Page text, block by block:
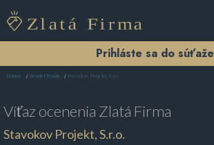
Prihláste sa do súťaže
Domov Geodet Trenčín Stavokov Projekt, S.r.o.
Víťaz ocenenia Zlatá Firma
Stavokov Projekt, S.r.o.